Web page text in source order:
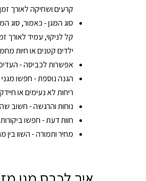
קרעים ושחיקה לאורך
סוג המגן - כאמור, סוג
קל לניקוי, עמיד לאורך
ילדים קטנים או חיות
אפשרות לכביסה - העדיפו
הגנה נוספת - חפשו
ריחות לא נעימים או
נוחות והרגשה - חשוב
חוות דעת - חפשו
מחיר ותמורה - השוו